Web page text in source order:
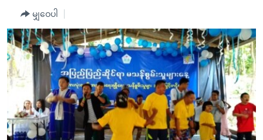
ကျော်
ကြည့်
ရန်
ပင်မ
ညွန်း
စာမျက်နှာ
အစ္စရေး-ပါလက်စတိုင်း
အင်္ဂလိပ်စာလေ့လာမယ်
အမေရိကန်သုံးအီဒီယံ
မကြေးမုံရဲ့ အင်္ဂလိပ်စာ
ရုပ်ရှင်ထဲက အင်္ဂလိပ်စာ
သုတပဒေသာ အင်္ဂလိပ်စာ
အပတ်စဉ်ကဏ္ဍများ
ရေဒီယို
တီဗွီ
ရေဒီယိုနှင့်ရုပ်သံ အချက်အလက်များ
ရေဒီယို/တီဗွီအစီအစဉ်
Learning English
မျှဝေပါ